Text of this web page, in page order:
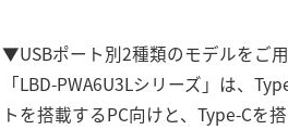
▼USBポート別2種類のモデルをご
「LBD-PWA6U3Lシリーズ」は、
トを搭載するPC向けと、Type-Cを